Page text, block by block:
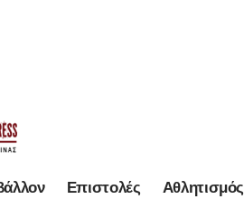
Επιστολές Αθλητισμός